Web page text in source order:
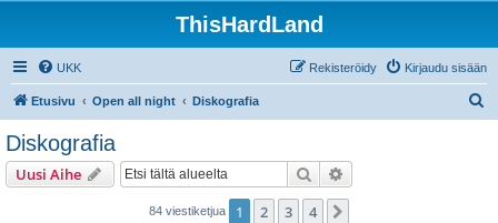
ThisHardLand
UKK Kirjaudu sisään
Rekisteröidy
Etusivu Open all night Diskografia
Diskografia
Uusi Aihe Etsi
84 viestiketjua 1 2 3 4